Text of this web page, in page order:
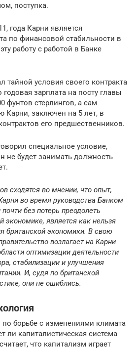
поступка.
года Карни является
по финансовой стабильности в
работу с работой в Банке
тайной условия своего контракта
зарплата на посту главы
фунтов стерлингов, а сам
Карни, заключен на 5 лет, в
его предшественников.
специальное условие,
не будет занимать должность
сходятся во мнении, что опыт,
во время руководства Банком
без потерь преодолеть
экономике, является как нельзя
британской экономики. В свою
возлагает на Карни
оптимизации деятельности
стабилизации и улучшения
И, судя по британской
они не ошиблись.
борьбе с изменениями климата
ли капиталистическая система
что капитализм играет